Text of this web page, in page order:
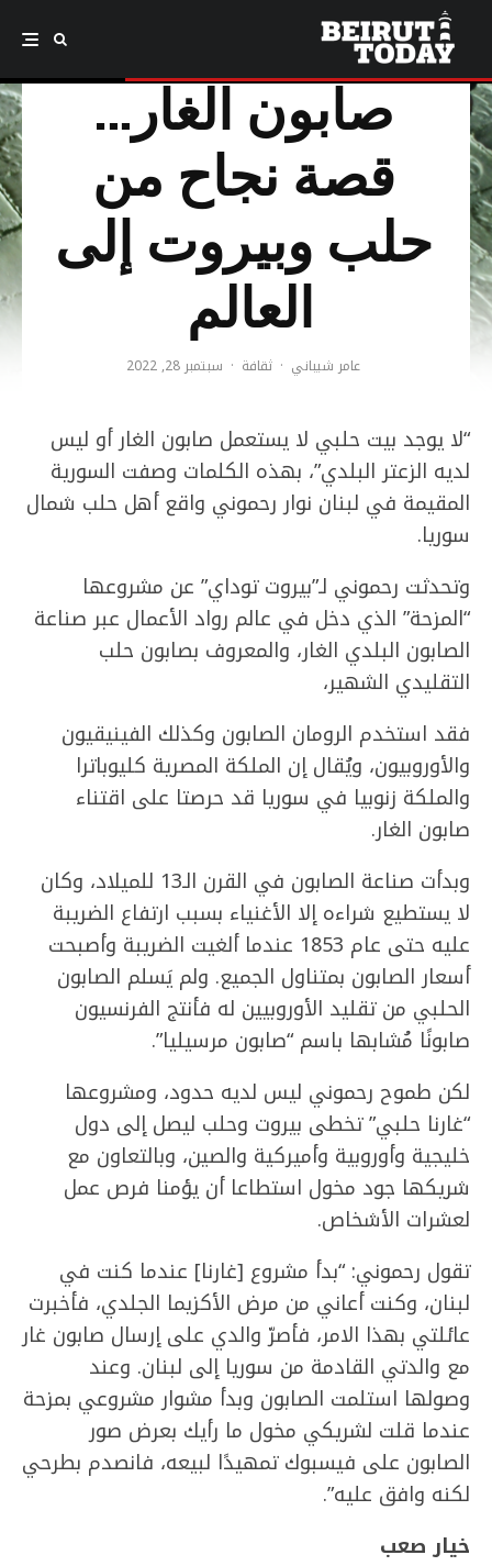
حرفة صناعة
صابون الغار…
قصة نجاح من
حلب وبيروت إلى
العالم
عامر شيباني · ثقافة · سبتمبر 28, 2022
“لا يوجد بيت حلبي لا يستعمل صابون الغار أو ليس
لديه الزعتر البلدي”، بهذه الكلمات وصفت السورية
المقيمة في لبنان نوار رحموني واقع أهل حلب شمال
سوريا.
وتحدثت رحموني لـ”بيروت توداي” عن مشروعها
“المزحة” الذي دخل في عالم رواد الأعمال عبر صناعة
الصابون البلدي الغار، والمعروف بصابون حلب
التقليدي الشهير،
فقد استخدم الرومان الصابون وكذلك الفينيقيون
والأوروبيون، ويُقال إن الملكة المصرية كليوباترا
والملكة زنوبيا في سوريا قد حرصتا على اقتناء
صابون الغار.
وبدأت صناعة الصابون في القرن الـ13 للميلاد، وكان
لا يستطيع شراءه إلا الأغنياء بسبب ارتفاع الضريبة
عليه حتى عام 1853 عندما ألغيت الضريبة وأصبحت
أسعار الصابون بمتناول الجميع. ولم يَسلم الصابون
الحلبي من تقليد الأوروبيين له فأنتج الفرنسيون
صابونًا مُشابها باسم “صابون مرسيليا”.
لكن طموح رحموني ليس لديه حدود، ومشروعها
“غارنا حلبي” تخطى بيروت وحلب ليصل إلى دول
خليجية وأوروبية وأميركية والصين، وبالتعاون مع
شريكها جود مخول استطاعا أن يؤمنا فرص عمل
لعشرات الأشخاص.
تقول رحموني: “بدأ مشروع [غارنا] عندما كنت في
لبنان، وكنت أعاني من مرض الأكزيما الجلدي، فأخبرت
عائلتي بهذا الامر، فأصرّ والدي على إرسال صابون غار
مع والدتي القادمة من سوريا إلى لبنان. وعند
وصولها استلمت الصابون وبدأ مشوار مشروعي بمزحة
عندما قلت لشريكي مخول ما رأيك بعرض صور
الصابون على فيسبوك تمهيدًا لبيعه، فانصدم بطرحي
لكنه وافق عليه”.
خيار صعب